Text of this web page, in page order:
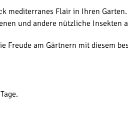
mediterranes Flair in Ihren
und andere nützliche Insekten
Freude am Gärtnern mit diesem